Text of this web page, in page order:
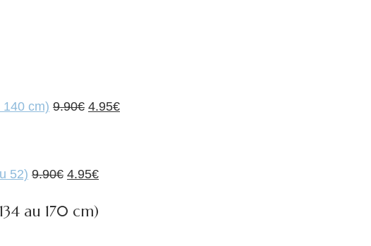
cm) 9.90€ Le
était :
4.95€Le
52) 9.90€ Le
initial
4.95€Le
au 170 cm)